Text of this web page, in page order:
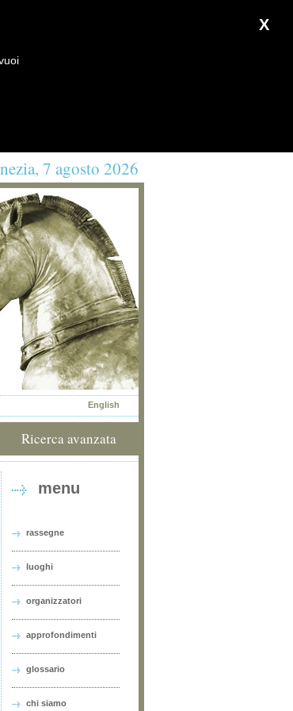
X
7 agosto 2026
English
Ricerca avanzata
menu
rassegne
luoghi
organizzatori
approfondimenti
glossario
chi siamo